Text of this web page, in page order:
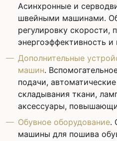
Асинхронные и
швейными машинами.
регулировку скорости,
энергоэффективность
Дополнительные
машин.
подачи,
складывания ткани,
аксессуары,
Обувное оборудование.
машины для пошива